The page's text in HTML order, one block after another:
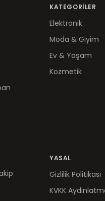
KATEGORILER
Elektronik
Moda & Giyim
Ev & Yaşam
Kozmetik
YASAL
Gizlilik Politikası
KVKK